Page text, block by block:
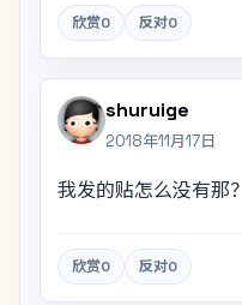
欣赏0 反对0
shuruige
2018年11月17日
我发的贴怎么没有那？
欣赏0 反对0